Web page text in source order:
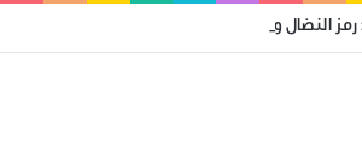
رمز النضال ووحدة الهدف